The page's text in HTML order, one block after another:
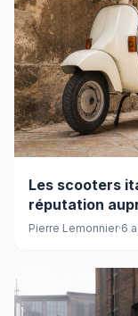
Les scooters
réputation
Pierre Lemonnier·6